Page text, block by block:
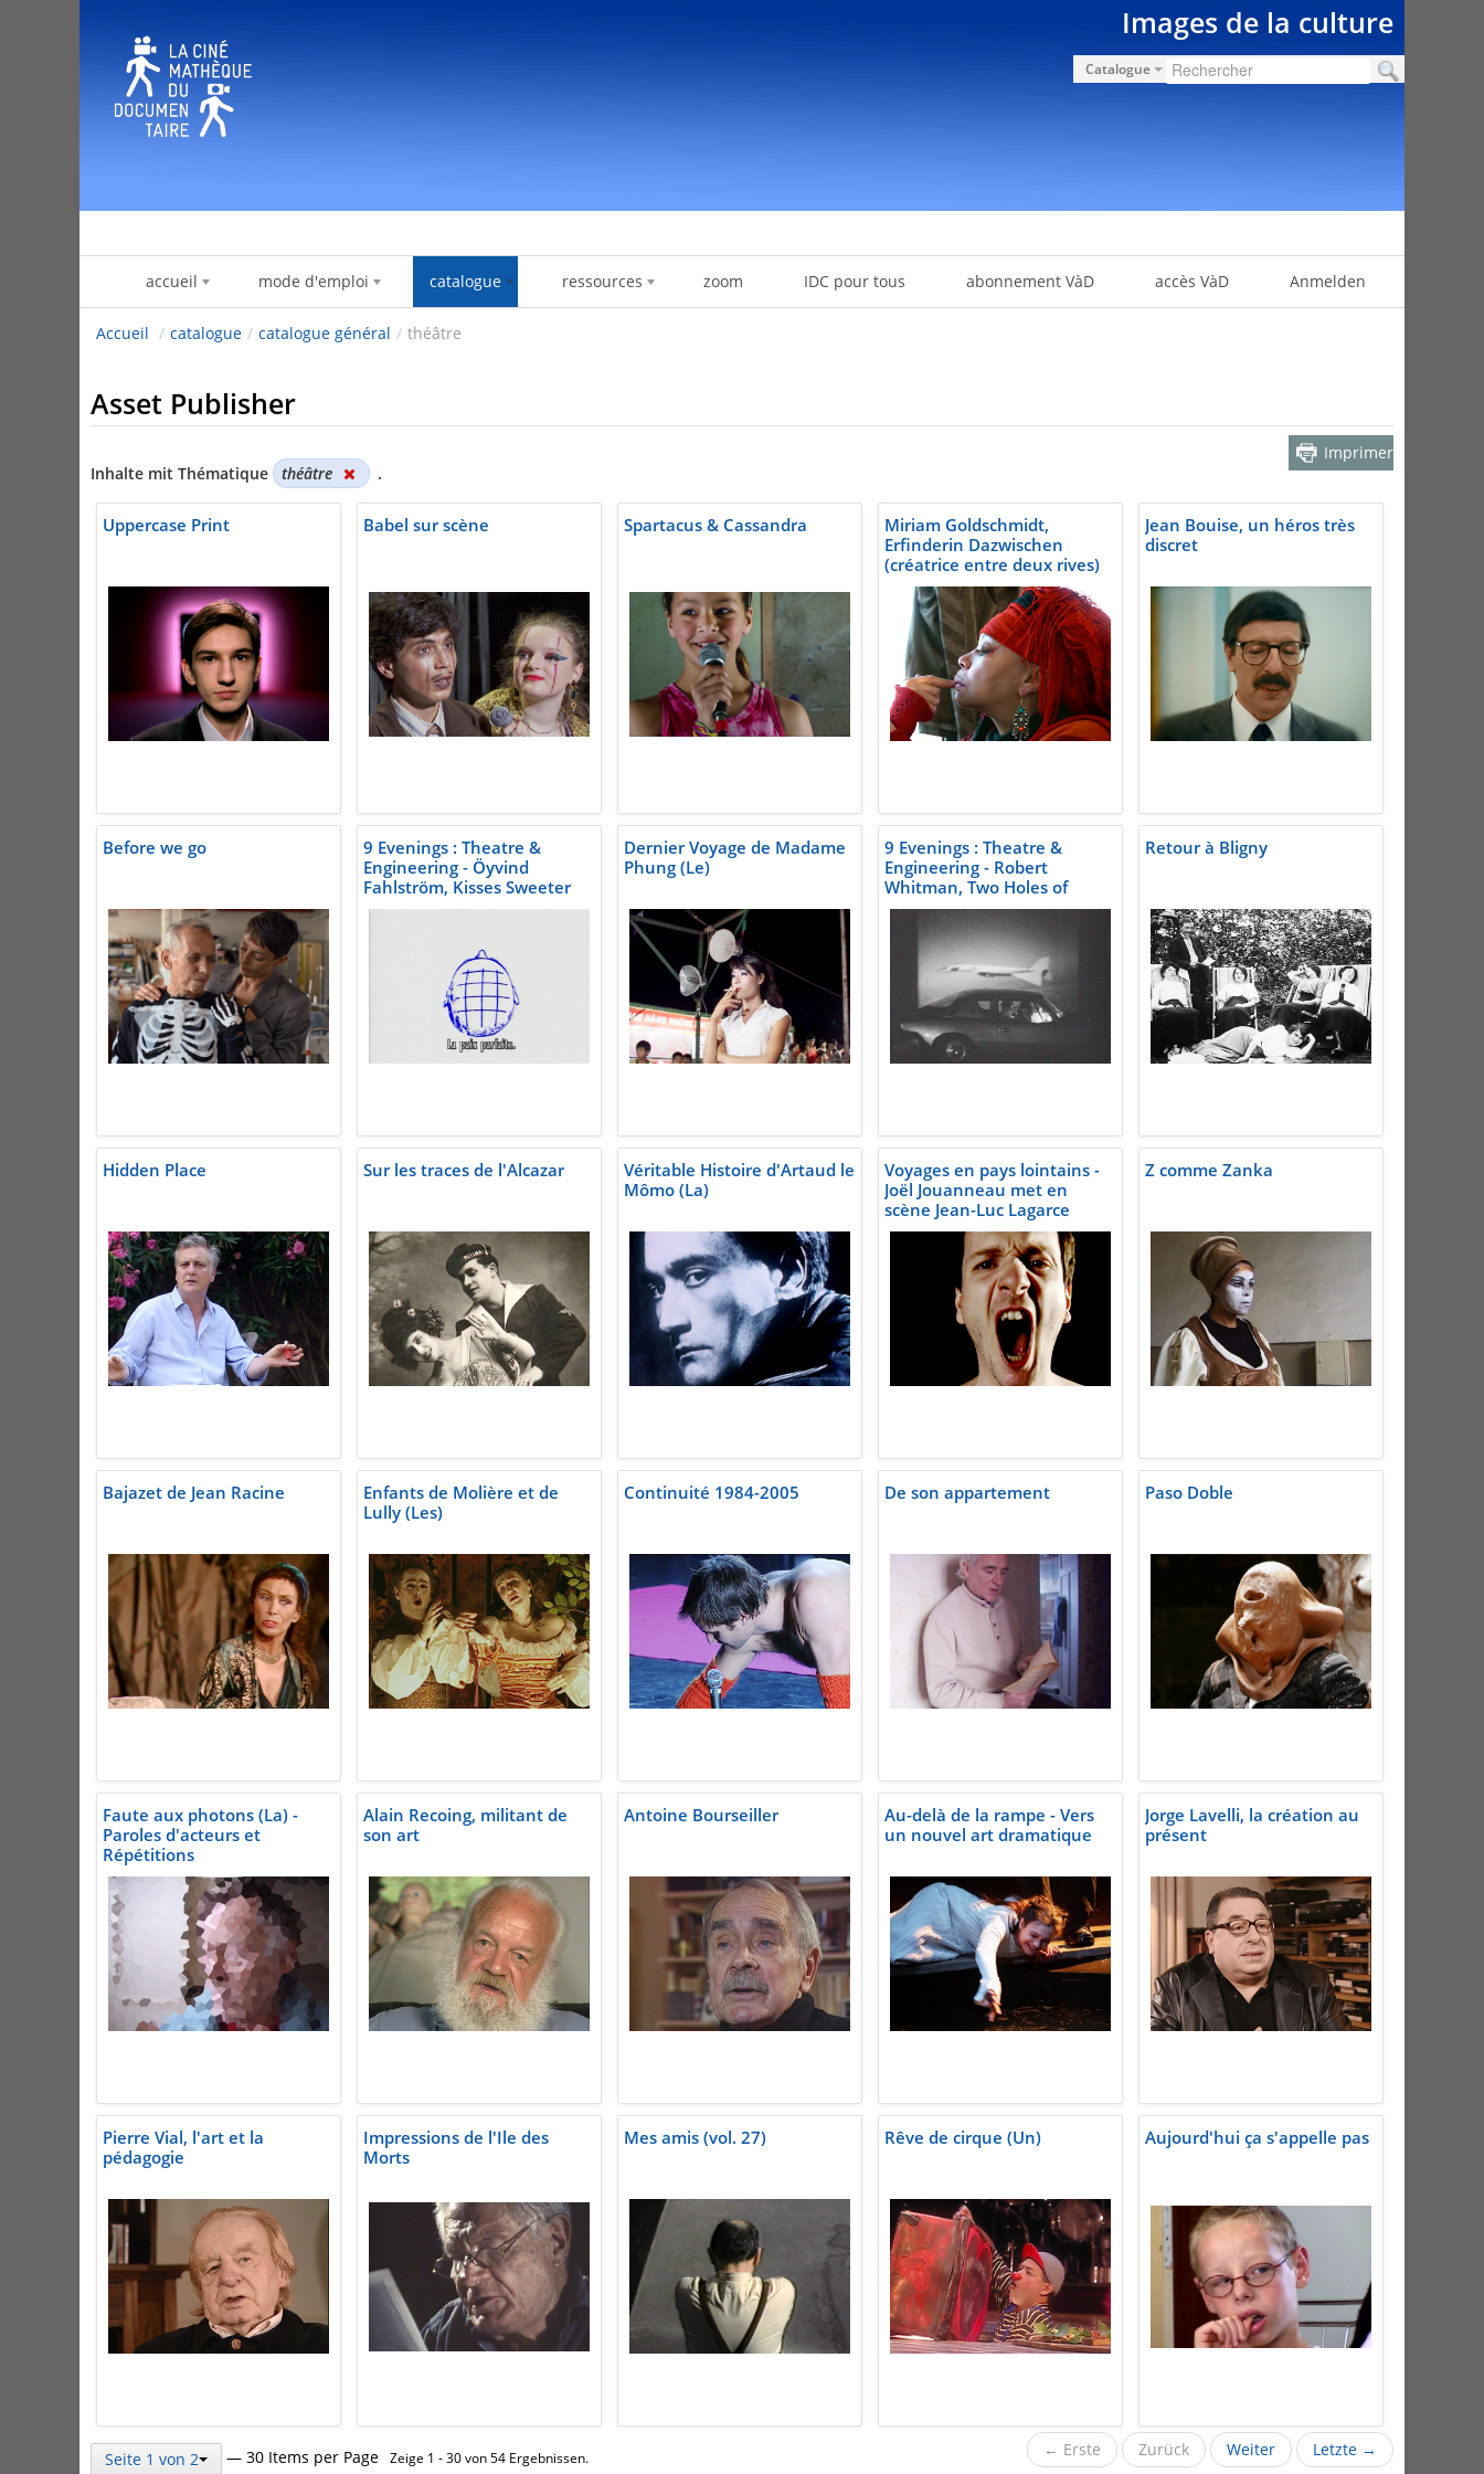
Images de la culture
Catalogue
accueil mode d'emploi catalogue ressources zoom IDC pour tous abonnement VàD accès VàD Anmelden
Accueil / catalogue / catalogue général / théâtre
Asset Publisher
Inhalte mit Thématique théâtre .
Imprimer
Uppercase Print Babel sur scène Spartacus & Cassandra
Miriam Goldschmidt,
Erfinderin Dazwischen
(créatrice entre deux rives)
Jean Bouise, un héros très
discret
Before we go
9 Evenings : Theatre &
Engineering - Öyvind
Fahlström, Kisses Sweeter
than Wine
Dernier Voyage de Madame
Phung (Le)
9 Evenings : Theatre &
Engineering - Robert
Whitman, Two Holes of
Water-3
Retour à Bligny
Hidden Place Sur les traces de l'Alcazar
Véritable Histoire d'Artaud le
Mômo (La)
Voyages en pays lointains -
Joël Jouanneau met en
scène Jean-Luc Lagarce
Z comme Zanka
Bajazet de Jean Racine
Enfants de Molière et de
Lully (Les)
Continuité 1984-2005 De son appartement Paso Doble
Faute aux photons (La) -
Paroles d'acteurs et
Répétitions
Alain Recoing, militant de
son art
Antoine Bourseiller
Au-delà de la rampe - Vers
un nouvel art dramatique
Jorge Lavelli, la création au
présent
Pierre Vial, l'art et la
pédagogie
Impressions de l'Ile des
Morts
Mes amis (vol. 27) Rêve de cirque (Un) Aujourd'hui ça s'appelle pas
Seite 1 von 2 — 30 Items per Page Zeige 1 - 30 von 54 Ergebnissen. ← Erste Zurück Weiter Letzte →